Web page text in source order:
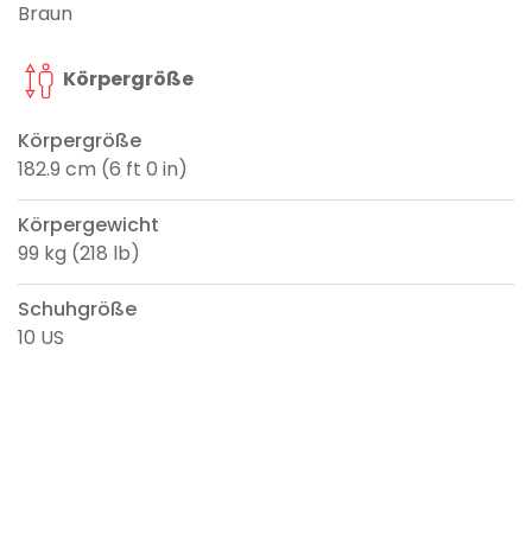
Braun
Körpergröße
Körpergröße
182.9 cm (6 ft 0 in)
Körpergewicht
99 kg (218 lb)
Schuhgröße
10 US